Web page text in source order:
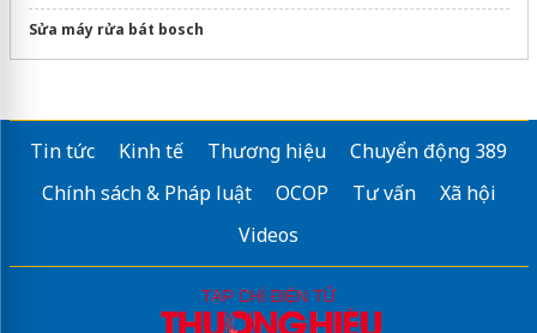
Sửa máy rửa bát bosch
Tin tức Kinh tế Thương hiệu
Chuyển động 389
Chính sách & Pháp luật
OCOP Tư vấn
Xã hội
Videos